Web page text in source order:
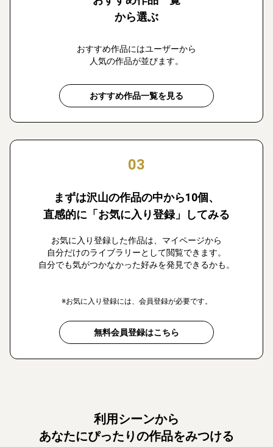
から選ぶ
おすすめ作品にはユーザーから
人気の作品が並びます。
おすすめ作品一覧を見る
03
まずは沢山の作品の中から10個、
直感的に「お気に入り登録」してみる
お気に入り登録した作品は、マイページから
自分だけのライブラリーとして閲覧できます。
自分でも気がつかなかった好みを発見できるかも。
※お気に入り登録には、会員登録が必要です。
無料会員登録はこちら
利用シーンから
あなたにぴったりの作品をみつける